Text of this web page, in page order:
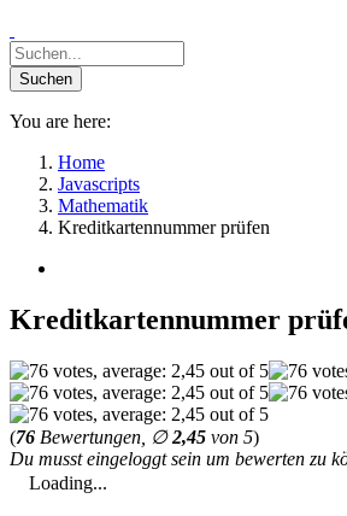
You are here:
Home
Javascripts
Mathematik
Kreditkartennummer prüfen
Kreditkartennummer
(76 Bewertungen, ∅2,45 von 5)
Du musst eingeloggt sein um bewerten zu
Loading...